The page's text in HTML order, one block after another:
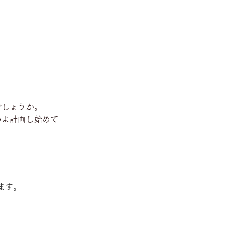
ょうか。
計画し始めて
。